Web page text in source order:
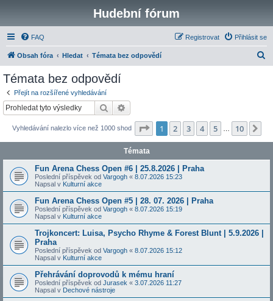
Hudební fórum
FAQ Přihlásit se
Registrovat
Obsah fóra Hledat Témata bez odpovědí
Témata bez odpovědí
Přejít na rozšířené vyhledávání
Hledat
Vyhledávání nalezlo více než 1000 shod Stránka z 10
1 2 3 4 5 10
Témata
Fun Arena Chess Open #6 | 25.8.2026 | Praha
Poslední příspěvek od Vargogh « 8.07.2026 15:23
Napsal v Kulturní akce
Fun Arena Chess Open #5 | 28. 07. 2026 | Praha
Poslední příspěvek od Vargogh « 8.07.2026 15:19
Napsal v Kulturní akce
Trojkoncert: Luisa, Psycho Rhyme & Forest Blunt | 5.9.2026 |
Praha
Poslední příspěvek od Vargogh « 8.07.2026 15:12
Napsal v Kulturní akce
Přehrávání doprovodů k mému hraní
Poslední příspěvek od Jurasek « 3.07.2026 11:27
Napsal v Dechové nástroje